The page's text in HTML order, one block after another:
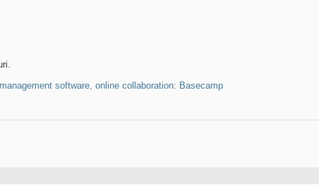
software, online collaboration: Basecamp